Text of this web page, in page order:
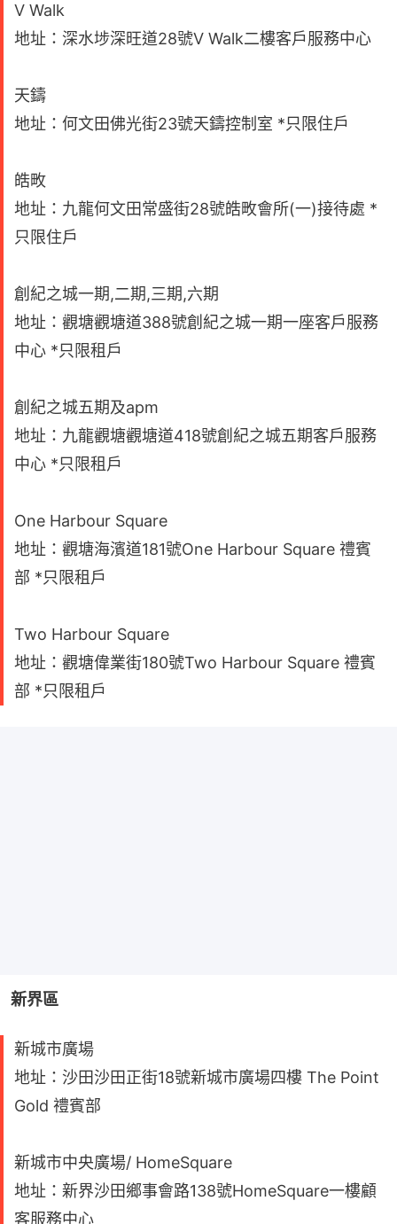
V Walk
地址：深水埗深旺道28號V Walk二樓客戶服務中心
天鑄
地址：何文田佛光街23號天鑄控制室 *只限住戶
皓畋
地址：九龍何文田常盛街28號皓畋會所(一)接待處 *
只限住戶
創紀之城一期,二期,三期,六期
地址：觀塘觀塘道388號創紀之城一期一座客戶服務
中心 *只限租戶
創紀之城五期及apm
地址：九龍觀塘觀塘道418號創紀之城五期客戶服務
中心 *只限租戶
One Harbour Square
地址：觀塘海濱道181號One Harbour Square 禮賓
部 *只限租戶
Two Harbour Square
地址：觀塘偉業街180號Two Harbour Square 禮賓
部 *只限租戶
新界區
新城市廣場
地址：沙田沙田正街18號新城市廣場四樓 The Point
Gold 禮賓部
新城市中央廣場/ HomeSquare
地址：新界沙田鄉事會路138號HomeSquare一樓顧
客服務中心